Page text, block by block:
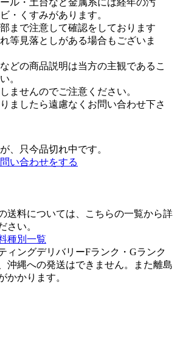
ル・土台など金属系には経年の汚
・くすみがあります。
まで注意して確認をしております
等見落としがある場合もございま
どの商品説明は当方の主観であるこ
。
ませんのでご注意ください。
ましたら遠慮なくお問い合わせ下さ
、只今品切れ中です。
送料については、こちらの一覧から詳
さい。
種別一覧
ィングデリバリーFランク・Gランク
沖縄への発送はできません。また離島
かかります。